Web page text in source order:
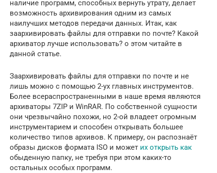
наличие программ, способных вернуть утрату, делает
возможность архивирования одним из самых
наилучших методов передачи данных. Итак, как
заархивировать файлы для отправки по почте? Какой
архиватор лучше использовать? о этом читайте в
данной статье.
Заархивировать файлы для отправки по почте и не
лишь можно с помощью 2-ух главных инструментов.
Более всераспространенными в наше время являются
архиваторы 7ZIP и WinRAR. По собственной сущности
они чрезвычайно похожи, но 2-ой владеет огромным
инструментарием и способен открывать большее
количество типов архивов. К примеру, он распознаёт
образы дисков формата ISO и может их открыть как
обыденную папку, не требуя при этом каких-то
остальных особых программ.